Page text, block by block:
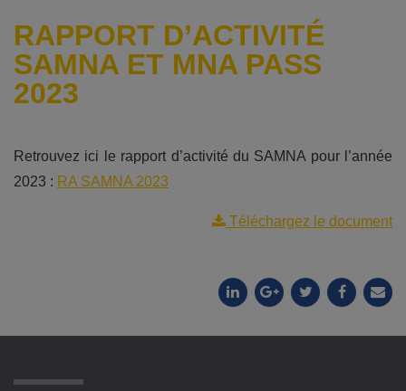
RAPPORT D’ACTIVITÉ
SAMNA ET MNA PASS
2023
Retrouvez ici le rapport d’activité du SAMNA pour l’année
2023 : RA SAMNA 2023
Téléchargez le document